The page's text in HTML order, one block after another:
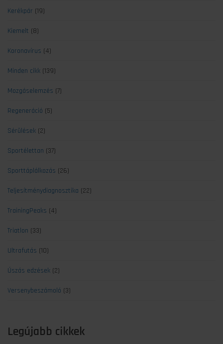
Kerékpár (19)
Kiemelt (8)
Koronavírus (4)
Minden cikk (139)
Mozgáselemzés (7)
Regeneráció (5)
Sérülések (2)
Sportélettan (37)
Sporttáplálkozás (26)
Teljesítménydiagnosztika (22)
TrainingPeaks (4)
Triatlon (33)
Ultrafutás (10)
Úszás edzések (2)
Versenybeszámoló (3)
Legújabb cikkek